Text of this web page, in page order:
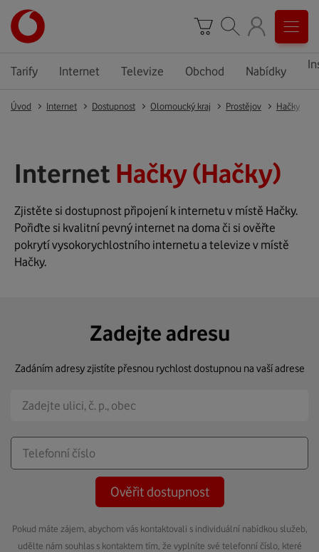
Tarify Internet Televize Obchod Nabídky
Úvod Internet Dostupnost Olomoucký kraj Prostějov Hačky
Internet Hačky (Hačky)
Zjistěte si dostupnost připojení k internetu v místě Hačky.
Pořiďte si kvalitní pevný internet na doma či si ověřte
pokrytí vysokorychlostního internetu a televize v místě
Hačky.
Zadejte adresu
Zadáním adresy zjistíte přesnou rychlost dostupnou na vaší adrese
Ověřit dostupnost
Pokud máte zájem, abychom vás kontaktovali s individuální nabídkou služeb,
udělte nám souhlas s kontaktem tím, že vyplníte své telefonní číslo, které